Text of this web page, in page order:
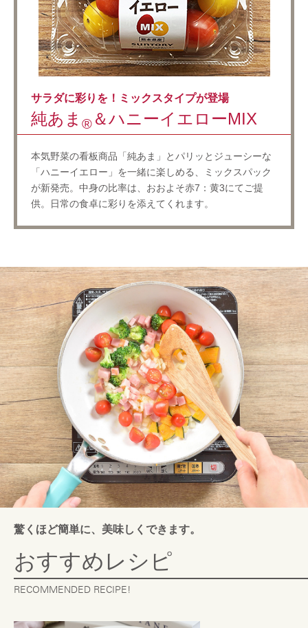
サラダに彩りを！ミックスタイプが登場
純あま ®️ ＆ハニーイエローMIX
本気野菜の看板商品「純あま」とパリッとジューシーな
「ハニーイエロー」を一緒に楽しめる、ミックスパック
が新発売。中身の比率は、おおよそ赤7：黄3にてご提
供。日常の食卓に彩りを添えてくれます。
驚くほど簡単に、美味しくできます。
おすすめレシピ
RECOMMENDED RECIPE!